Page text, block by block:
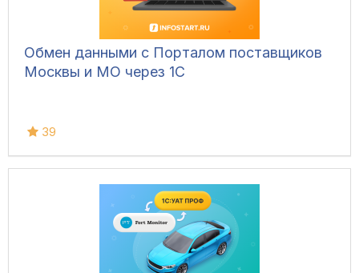
Обмен данными с Порталом поставщиков
Москвы и МО через 1С
39